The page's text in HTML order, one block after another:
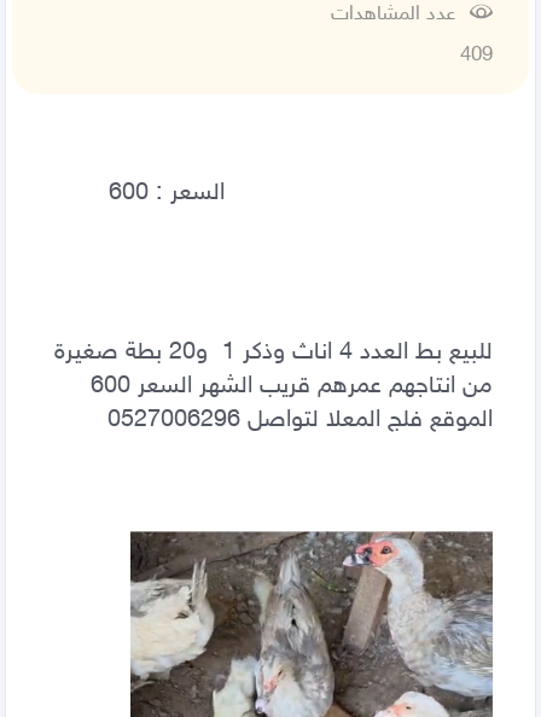
عدد المشاهدات
409
الموقع فلج المعلا لتواصل 0527006296